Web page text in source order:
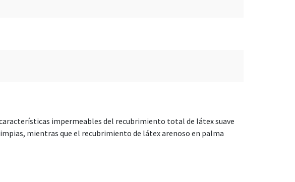
impermeables del recubrimiento total de látex suave
mientras que el recubrimiento de látex arenoso en palma